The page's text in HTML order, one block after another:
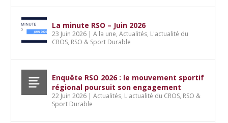
La minute RSO – Juin 2026
23 Juin 2026 |A la une,Actualités, L'actualité du
CROS, RSO & Sport Durable
Enquête RSO 2026 : le mouvement sportif
régional poursuit son engagement
22 Juin 2026 |Actualités, L'actualité du CROS, RSO &
Sport Durable